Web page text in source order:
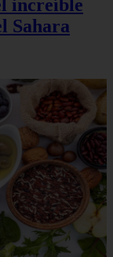
increíble
Sahara